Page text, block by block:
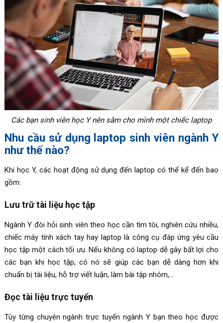
Các bạn sinh viên học Y nên sắm cho mình một chiếc laptop
Nhu cầu sử dụng laptop sinh viên ngành Y
như thế nào?
Khi học Y, các hoạt động sử dụng đến laptop có thể kể đến bao
gồm:
Lưu trữ tài liệu học tập
Ngành Y đòi hỏi sinh viên theo học cần tìm tòi, nghiên cứu nhiều,
chiếc máy tính xách tay hay laptop là công cụ đáp ứng yêu cầu
học tập một cách tối ưu. Nếu không có laptop dễ gây bất lợi cho
các bạn khi học tập, có nó sẽ giúp các bạn dễ dàng hơn khi
chuẩn bị tài liệu, hỗ trợ viết luận, làm bài tập nhóm,…
Đọc tài liệu trực tuyển
Tùy từng chuyên ngành trực tuyển ngành Y bạn theo học được